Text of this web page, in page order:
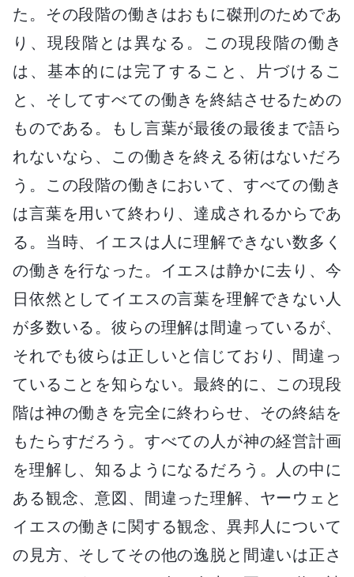
た。その段階の働きはおもに磔刑のためであ
り、現段階とは異なる。この現段階の働き
は、基本的には完了すること、片づけるこ
と、そしてすべての働きを終結させるための
ものである。もし言葉が最後の最後まで語ら
れないなら、この働きを終える術はないだろ
う。この段階の働きにおいて、すべての働き
は言葉を用いて終わり、達成されるからであ
る。当時、イエスは人に理解できない数多く
の働きを行なった。イエスは静かに去り、今
日依然としてイエスの言葉を理解できない人
が多数いる。彼らの理解は間違っているが、
それでも彼らは正しいと信じており、間違っ
ていることを知らない。最終的に、この現段
階は神の働きを完全に終わらせ、その終結を
もたらすだろう。すべての人が神の経営計画
を理解し、知るようになるだろう。人の中に
ある観念、意図、間違った理解、ヤーウェと
イエスの働きに関する観念、異邦人について
の見方、そしてその他の逸脱と間違いは正さ